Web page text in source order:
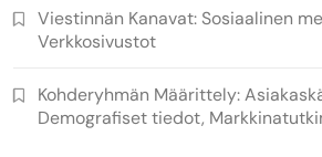
Viestinnän Kanavat: Sosiaalinen
Verkkosivustot
Kohderyhmän Määrittely:
Demografiset tiedot,